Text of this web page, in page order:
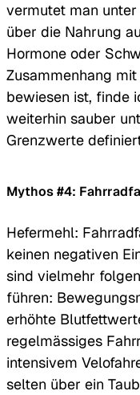
vermutet man
über die Nahrung
Hormone oder
Zusammenhang
bewiesen ist, finde
weiterhin sauber
Grenzwerte
Mythos #4:
Hefermehl:
keinen negativen
sind vielmehr
führen:
erhöhte
regelmässiges
intensivem
selten über ein